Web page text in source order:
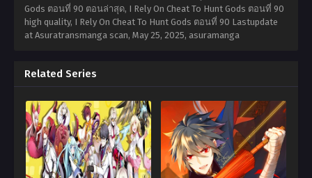
Gods ตอนที่ 90 ตอนล่าสุด, I Rely On Cheat To Hunt Gods ตอนที่ 90
high quality, I Rely On Cheat To Hunt Gods ตอนที่ 90 Lastupdate
at Asuratransmanga scan, May 25, 2025, asuramanga
Related Series